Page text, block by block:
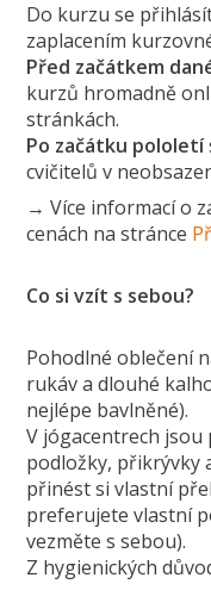
Do kurzu se
zaplacením
Před začátkem
kurzů hromadně
stránkách.
Po začátku pololetí
cvičitelů v
→ Více informací o
cenách na stránce
Co si vzít s sebou?
Pohodlné oblečení
rukáv a dlouhé
nejlépe bavlněné).
V jógacentrech jsou
podložky, přikrývky
přinést si vlastní
preferujete vlastní
vezměte s sebou).
Z hygienických